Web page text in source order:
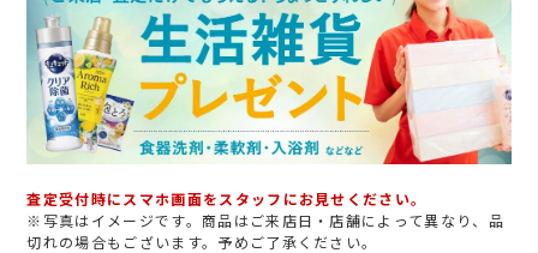
査定受付時にスマホ画面をスタッフにお見せください。
※写真はイメージです。商品はご来店日・店舗によって異なり、品
切れの場合もございます。予めご了承ください。